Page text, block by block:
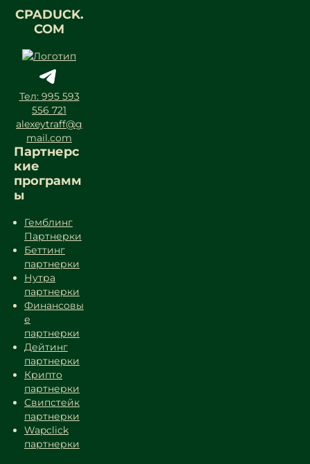
CPADUCK.
COM
Тел: 995 593
556 721
alexeytraff@g
mail.com
Партнерс
кие
программ
ы
Гемблинг
Партнерки
Беттинг
партнерки
Нутра
партнерки
Финансовы
е
партнерки
Дейтинг
партнерки
Крипто
партнерки
Свипстейк
партнерки
Wapclick
партнерки